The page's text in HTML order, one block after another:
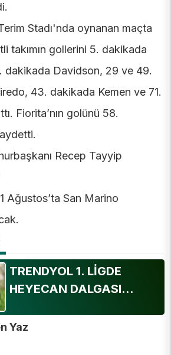
Stadı'nda oynanan maçta
takımın gollerini 5. dakikada
dakikada Davidson, 29 ve 49.
43. dakikada Kemen ve 71.
Fiorita’nın golünü 58.
Recep Tayyip
Ağustos’ta San Marino
TRENDYOL 1. LİGDE
HEYECAN DALGASI...
Yaz